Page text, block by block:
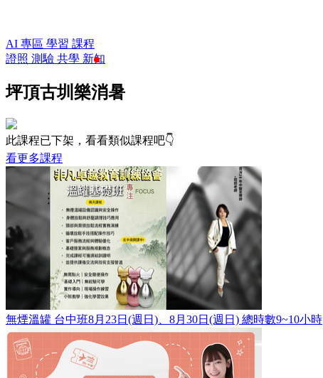
AI 專區 學習 課程
證照 測驗 共學 新知
坪頂古圳樂消暑
此課程已下架，看看類似課程吧👇
看更多課程
無煙溫罐 台中班8月23日(週日)、8月30日(週日) 總時數9~10小時